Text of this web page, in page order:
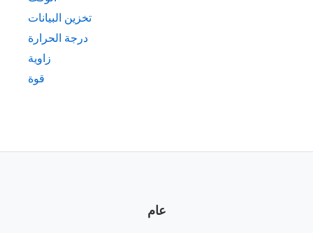
تخزين البيانات
درجة الحرارة
زاوية
قوة
عام